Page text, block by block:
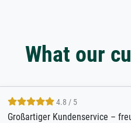
What our
5 / 5
Für ein Erinnerungsbuch mit der